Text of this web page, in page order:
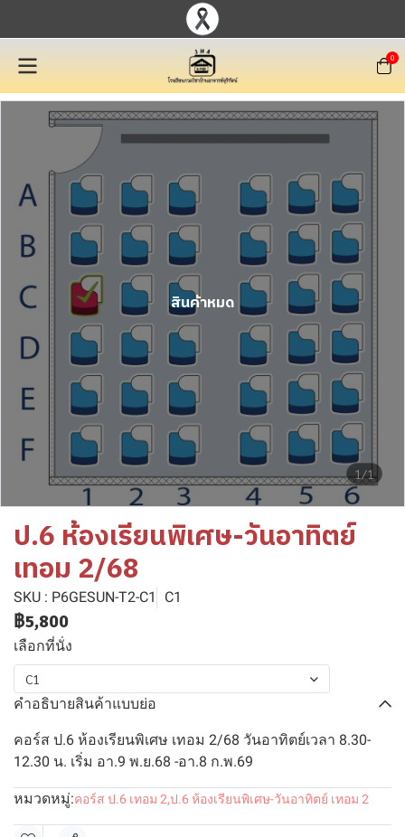
0
1/1
สินค้าหมด
ป.6 ห้องเรียนพิเศษ-วันอาทิตย์
เทอม 2/68
SKU : P6GESUN-T2-C1 C1
฿5,800
เลือกที่นั่ง
C1
คำอธิบายสินค้าแบบย่อ
คอร์ส ป.6 ห้องเรียนพิเศษ เทอม 2/68 วันอาทิตย์เวลา 8.30-
12.30 น. เริ่ม อา.9 พ.ย.68 -อา.8 ก.พ.69
หมวดหมู่:คอร์ส ป.6 เทอม 2,ป.6 ห้องเรียนพิเศษ-วันอาทิตย์ เทอม 2